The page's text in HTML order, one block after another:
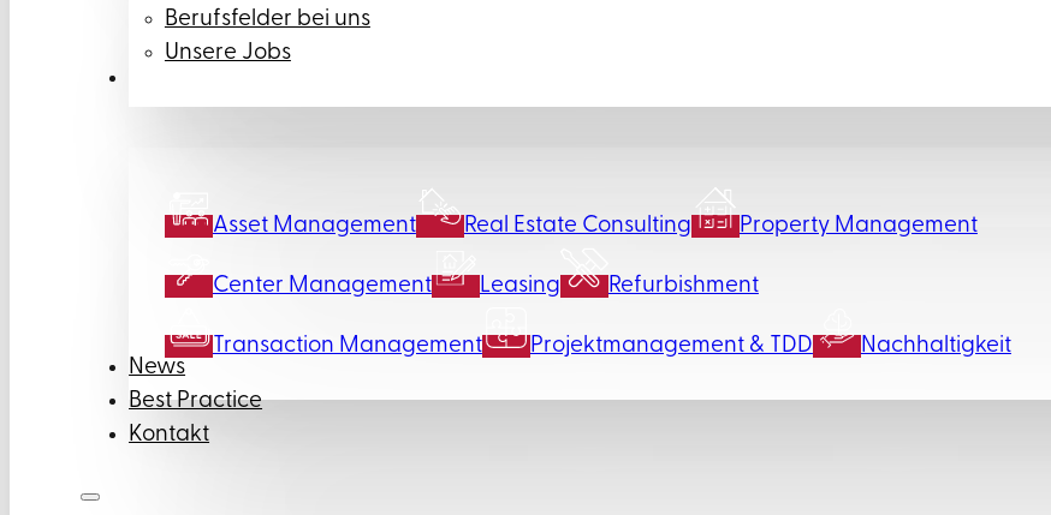
Berufsfelder bei uns
Unsere Jobs
Asset Management Real Estate Consulting Property Management
Center Management Leasing Refurbishment
Transaction Management Projektmanagement & TDD
Nachhaltigkeit
News
Best Practice
Kontakt